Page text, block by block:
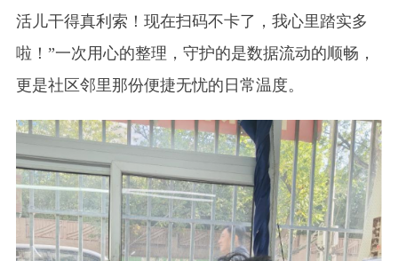
活儿干得真利索！现在扫码不卡了，我心里踏实多
啦！”一次用心的整理，守护的是数据流动的顺畅，
更是社区邻里那份便捷无忧的日常温度。